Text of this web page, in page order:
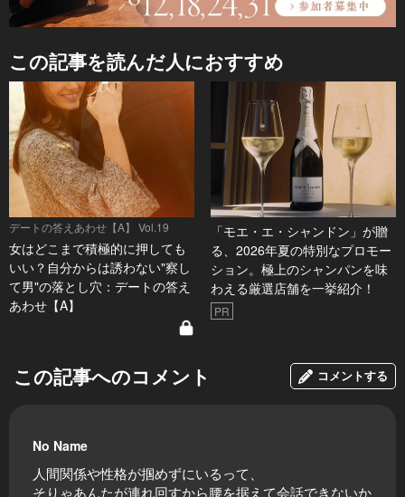
この記事を読んだ人におすすめ
デートの答えあわせ【A】 Vol.19
女はどこまで積極的に押しても
いい？自分からは誘わない"察し
て男"の落とし穴：デートの答え
あわせ【A】
「モエ・エ・シャンドン」が贈
る、2026年夏の特別なプロモー
ション。極上のシャンパンを味
わえる厳選店舗を一挙紹介！
PR
この記事へのコメント コメントする
No Name
人間関係や性格が掴めずにいるって、
そりゃあんたが連れ回すから腰を据えて会話できないか